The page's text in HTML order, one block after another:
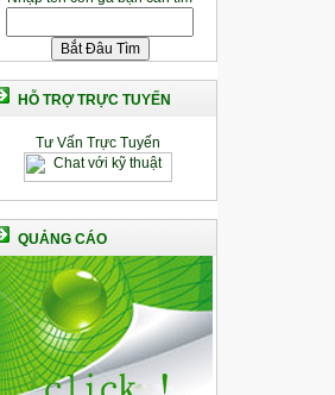
HỖ TRỢ TRỰC TUYẾN
Tư Vấn Trực Tuyến
QUẢNG CÁO